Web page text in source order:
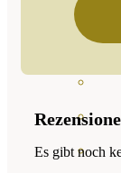
Es gibt noch